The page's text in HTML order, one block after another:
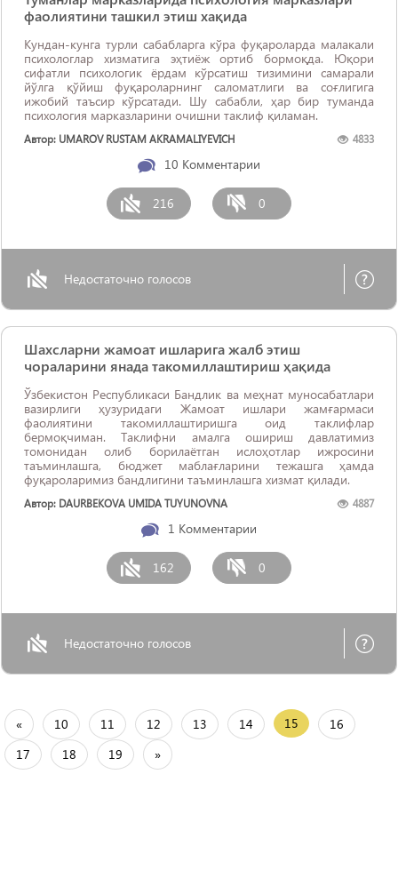
фаолиятини ташкил этиш хақида
Кундан-кунга турли сабабларга кўра фуқароларда малакали
психологлар хизматига эҳтиёж ортиб бормоқда. Юқори
сифатли психологик ёрдам кўрсатиш тизимини самарали
йўлга қўйиш фуқароларнинг саломатлиги ва соғлигига
ижобий таъсир кўрсатади. Шу сабабли, ҳар бир туманда
психология марказларини очишни таклиф қиламан.
Автор: UMAROV RUSTAM AKRAMALIYEVICH 4833
10 Комментарии
216 0
Недостаточно голосов
Шахсларни жамоат ишларига жалб этиш
чораларини янада такомиллаштириш ҳақида
Ўзбекистон Республикаси Бандлик ва меҳнат муносабатлари
вазирлиги ҳузуридаги Жамоат ишлари жамғармаси
фаолиятини такомиллаштиришга оид таклифлар
бермоқчиман. Таклифни амалга ошириш давлатимиз
томонидан олиб борилаётган ислоҳотлар ижросини
таъминлашга, бюджет маблағларини тежашга ҳамда
фуқароларимиз бандлигини таъминлашга хизмат қилади.
Автор: DAURBEKOVA UMIDA TUYUNOVNA 4887
1 Комментарии
162 0
Недостаточно голосов
« 10 11 12 13 14 15
16
17
18 19 »